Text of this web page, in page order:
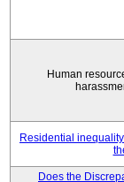
Human
Residential
Does the